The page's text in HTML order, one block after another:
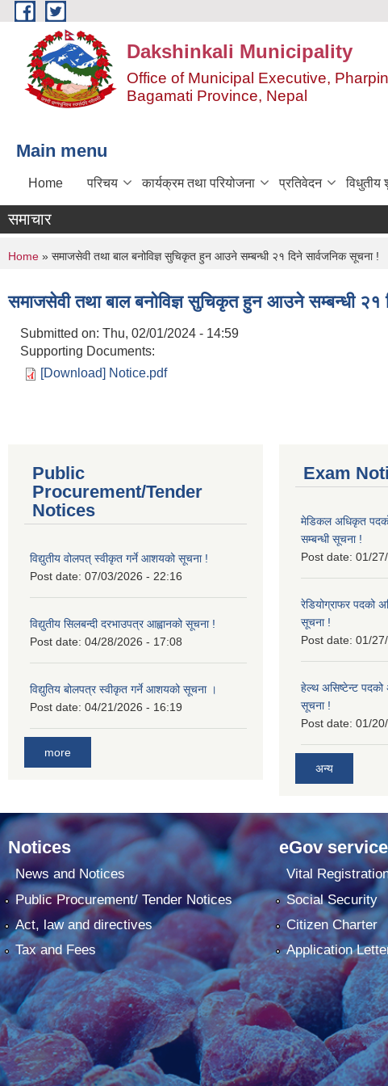
Skip to main content
Dakshinkali Municipality
Office of Municipal Executive,
Bagamati Province, Nepal
Main menu
Home परिचय कार्यक्रम तथा परियोजना प्रतिवेदन विधुतीय
समाचार
You are here
Home » समाजसेवी तथा बाल बनोविज्ञ सुचिकृत हुन आउने सम्बन्धी २१ दिने सार्वजनिक सूचना !
समाजसेवी तथा बाल बनोविज्ञ सुचिकृत हुन आउने सम्बन्धी २१
Submitted on: Thu, 02/01/2024 - 14:59
Supporting Documents:
[Download] Notice.pdf
Public
Procurement/Tender
Notices
विद्युतीय वोलपत् स्वीकृत गर्ने आशयको सूचना !
Post date: 07/03/2026 - 22:16
विद्युतीय सिलबन्दी दरभाउपत्र आह्वानको सूचना !
Post date: 04/28/2026 - 17:08
विद्युतिय बोलपत्र स्वीकृत गर्ने आशयको सूचना ।
Post date: 04/21/2026 - 16:19
more
Exam
मेडिकल अधिकृत
सम्बन्धी सूचना !
Post date: 01/
रेडियोग्राफर पदको
सूचना !
Post date: 01/
हेल्थ असिष्टेन्ट पदको
सूचना !
Post date: 01/
अन्य
Notices
News and Notices
Public Procurement/ Tender Notices
Act, law and directives
Tax and Fees
eGov
Vital
Social Security
Citizen Charter
Application